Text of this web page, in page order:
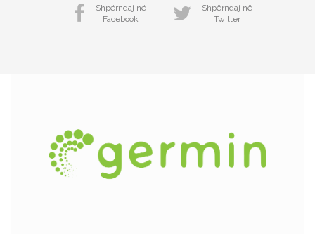
Shpërndaj në
Facebook
Shpërndaj në
Twitter